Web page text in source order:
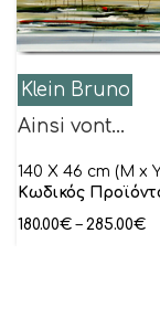
Klein Bruno
Ainsi vont…
140 X 46 cm (M x
Κωδικός
180.00€ – 285.00€